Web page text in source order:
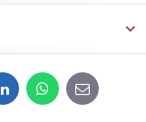
LinkedInWhatsApp
E-
mail